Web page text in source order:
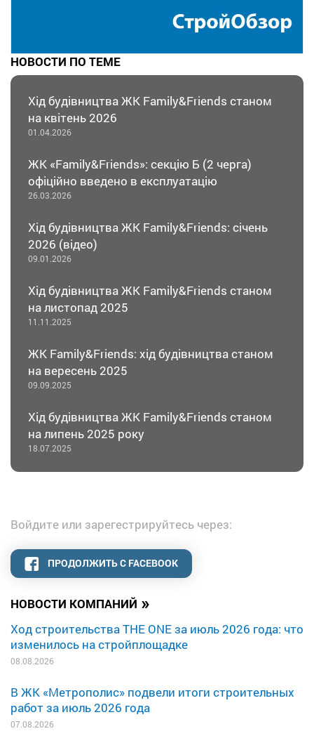
НОВОСТИ КОМПАНИЙ »
Ход строительства THE ONE за июль 2026 года: что
изменилось на стройплощадке
08.08.2026
В ЖК «Метрополис» подвели итоги строительных
работ за июль 2026 года
07.08.2026
НОВОСТИ ПО ТЕМЕ
Хід будівництва ЖК Family&Friends станом
на квітень 2026
01.04.2026
ЖК «Family&Friends»: секцію Б (2 черга)
офіційно введено в експлуатацію
26.03.2026
Хід будівництва ЖК Family&Friends: січень
2026 (відео)
09.01.2026
Хід будівництва ЖК Family&Friends станом
на листопад 2025
11.11.2025
ЖК Family&Friends: хід будівництва станом
на вересень 2025
09.09.2025
Хід будівництва ЖК Family&Friends станом
на липень 2025 року
18.07.2025
Войдите или зарегестрируйтесь через:
ПРОДОЛЖИТЬ С FACEBOOK